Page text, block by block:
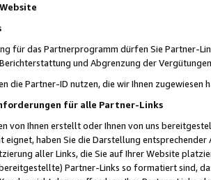
für das Partnerprogramm dürfen Sie Partner-
und Abgrenzung der
die Partner-ID nutzen, die wir Ihnen zugewiesen
für alle Partner-Links
von Ihnen erstellt oder Ihnen von uns
eignet, haben Sie die Darstellung
aller Links, die Sie auf Ihrer Website
bereitgestellte) Partner-Links so formatiert sind,